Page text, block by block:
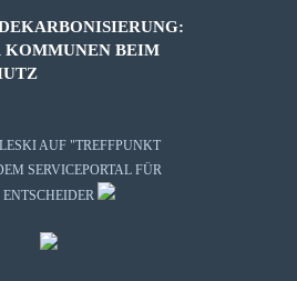
KOMMUNEN BEIM
AUF "TREFFPUNKT
SERVICEPORTAL FÜR